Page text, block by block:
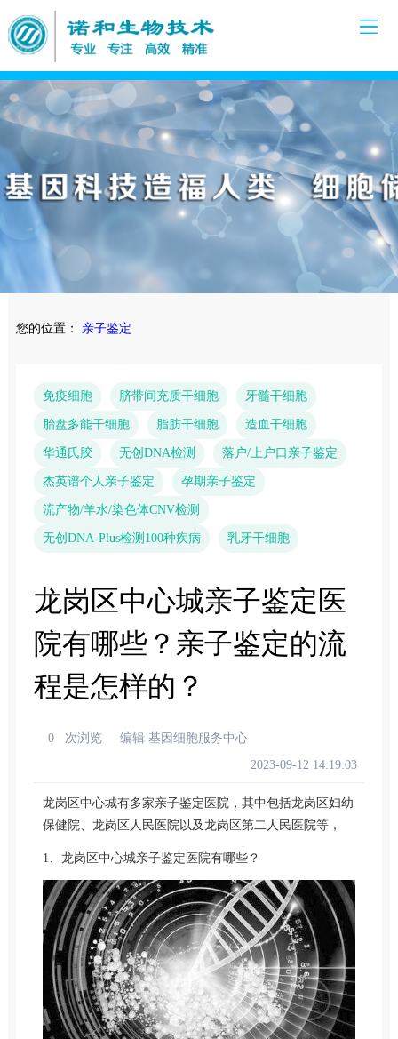
您的位置： 亲子鉴定
免疫细胞 脐带间充质干细胞 牙髓干细胞
胎盘多能干细胞 脂肪干细胞 造血干细胞
华通氏胶 无创DNA检测 落户/上户口亲子鉴定
杰英谱个人亲子鉴定 孕期亲子鉴定
流产物/羊水/染色体CNV检测
无创DNA-Plus检测100种疾病 乳牙干细胞
龙岗区中心城亲子鉴定医
院有哪些？亲子鉴定的流
程是怎样的？
0 次浏览
编辑 基因细胞服务中心
2023-09-12 14:19:03
龙岗区中心城有多家亲子鉴定医院，其中包括龙岗区妇幼
保健院、龙岗区人民医院以及龙岗区第二人民医院等，
1、龙岗区中心城亲子鉴定医院有哪些？